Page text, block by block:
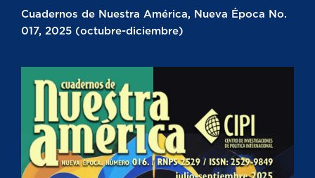
Cuadernos de Nuestra América, Nueva Época No.
017, 2025 (octubre-diciembre)